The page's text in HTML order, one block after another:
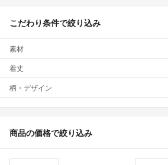
こだわり条件で絞り込み
素材
着丈
柄・デザイン
商品の価格で絞り込み